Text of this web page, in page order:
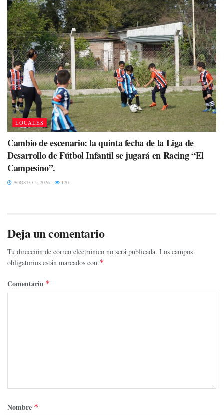
LOCALES
Cambio de escenario: la quinta fecha de la Liga de
Desarrollo de Fútbol Infantil se jugará en Racing “El
Campesino”.
AGOSTO 5, 2026 120
Deja un comentario
Tu dirección de correo electrónico no será publicada. Los campos
obligatorios están marcados con *
Comentario *
Nombre *